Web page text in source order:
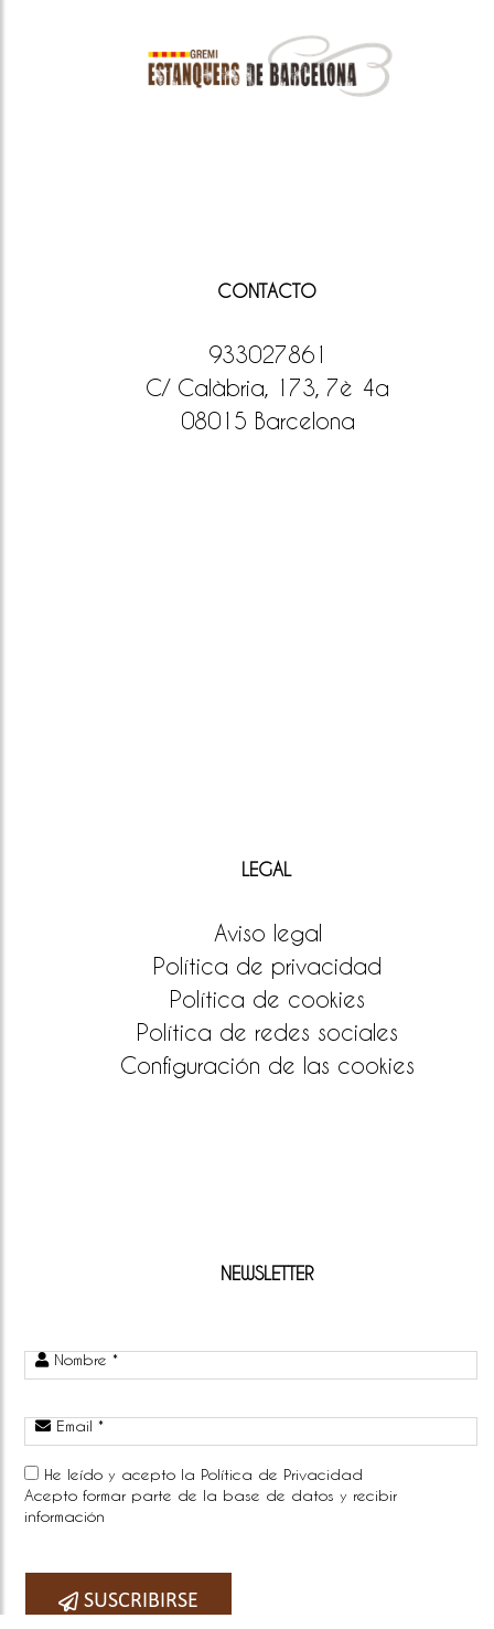
CONTACTO
933027861
C/ Calàbria, 173, 7è 4a
08015 Barcelona
LEGAL
Aviso legal
Política de privacidad
Política de cookies
Política de redes sociales
Configuración de las cookies
NEWSLETTER
Nombre *
Email *
He leído y acepto la Política de Privacidad
Acepto formar parte de la base de datos y recibir
información
SUSCRIBIRSE